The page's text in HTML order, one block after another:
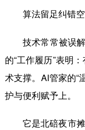
算法留足纠错空
技术常常被误解
的“工作履历”表明
术支撑。AI管家的“
护与便利赋予上。
它是北碚夜市摊